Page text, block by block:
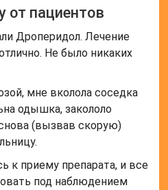
от пациентов
Дроперидол. Лечение
Не было никаких
мне вколола соседка
одышка, закололо
(вызвав скорую)
к приему препарата, и все
под наблюдением